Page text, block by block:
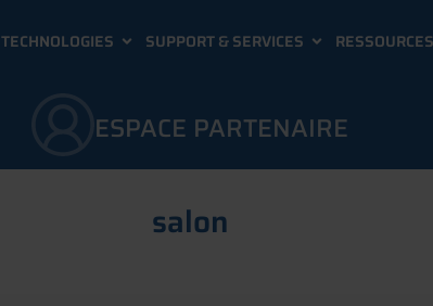
TECHNOLOGIES SUPPORT & SERVICES RESSOURCES
ESPACE PARTENAIRE
salon